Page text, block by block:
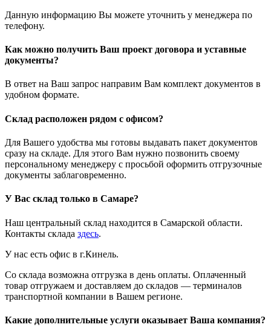
Данную информацию Вы можете уточнить у менеджера по
телефону.
Как можно получить Ваш проект договора и уставные
документы?
В ответ на Ваш запрос направим Вам комплект документов в
удобном формате.
Склад расположен рядом с офисом?
Для Вашего удобства мы готовы выдавать пакет документов
сразу на складе. Для этого Вам нужно позвонить своему
персональному менеджеру с просьбой оформить отгрузочные
документы заблаговременно.
У Вас склад только в Самаре?
Наш центральный склад находится в Самарской области.
Контакты склада здесь.
У нас есть офис в г.Кинель.
Со склада возможна отгрузка в день оплаты. Оплаченный
товар отгружаем и доставляем до складов — терминалов
транспортной компании в Вашем регионе.
Какие дополнительные услуги оказывает Ваша компания?